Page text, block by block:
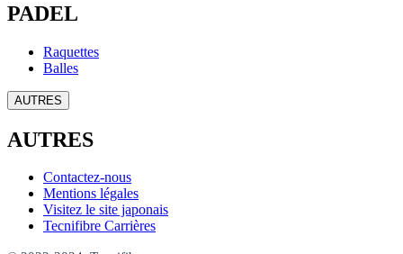
PADEL
Raquettes
Balles
AUTRES
AUTRES
Contactez-nous
Mentions légales
Visitez le site japonais
Tecnifibre Carrières